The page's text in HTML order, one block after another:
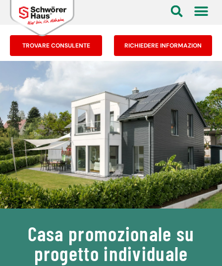
TROVARE CONSULENTE RICHIEDERE INFORMAZION
Casa promozionale su
progetto individuale